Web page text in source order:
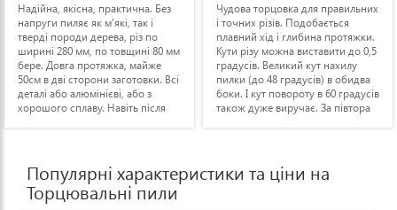
Чудова торцовка для правильних
і точних різів. Подобається
плавний хід і глибина протяжки.
Кути різу можна виставити до 0,5
градусів. Великий кут нахилу
пилки (до 48 градусів) в обидва
боки. І кут повороту в 60 градусів
також дуже виручає. За півтора
В даній ціновій категорії вона
найкраща, не пожалів, що
вибрав її. Проста в налаштуванні,
всі вугли чітко виставлені з
виробництва, рідний диск ріже
точно, пила стійка, нічого не
люфтить. Тіньовий приціл
сподобався, як виявилось - це
дорогих аналогів.
Популярні характеристики та ціни на
Торцювальні пили